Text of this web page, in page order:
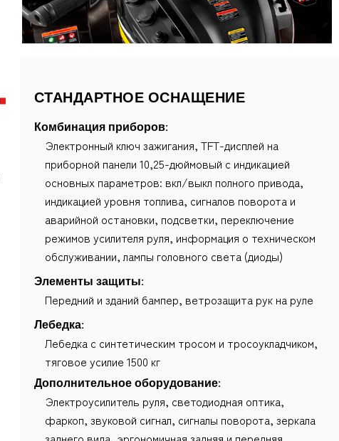
СТАНДАРТНОЕ ОСНАЩЕНИЕ
Комбинация приборов:
Электронный ключ зажигания, TFT-дисплей на
приборной панели 10,25-дюймовый с индикацией
основных параметров: вкл/выкл полного привода,
индикацией уровня топлива, сигналов поворота и
аварийной остановки, подсветки, переключение
режимов усилителя руля, информация о техническом
обслуживании, лампы головного света (диоды)
Элементы защиты:
Передний и зданий бампер, ветрозащита рук на руле
Лебедка:
Лебедка с синтетическим тросом и тросоукладчиком,
тяговое усилие 1500 кг
Дополнительное оборудование:
Электроусилитель руля, светодиодная оптика,
фаркоп, звуковой сигнал, сигналы поворота, зеркала